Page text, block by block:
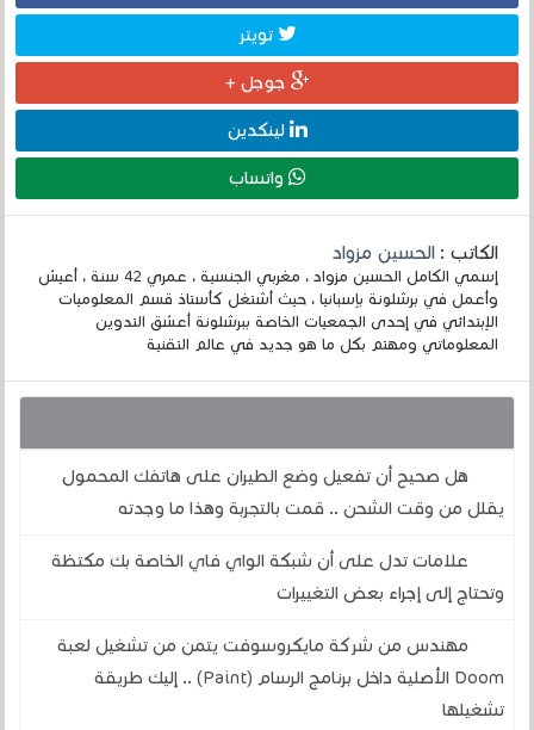
تويتر
جوجل +
لينكدين
واتساب
الكاتب :الحسين مزواد
إسمي الكامل الحسين مزواد ، مغربي الجنسية ، عمري 42 سنة ، أعيش
وأعمل في برشلونة بإسبانيا ، حيث أشتغل كأستاذ قسم المعلوميات
الإبتدائي في إحدى الجمعيات الخاصة ببرشلونة أعشق التدوين
المعلوماتي ومهتم بكل ما هو جديد في عالم التقنية
هل صحيح أن تفعيل وضع الطيران على هاتفك المحمول
يقلل من وقت الشحن .. قمت بالتجربة وهذا ما وجدته
علامات تدل على أن شبكة الواي فاي الخاصة بك مكتظة
وتحتاج إلى إجراء بعض التغييرات
مهندس من شركة مايكروسوفت يتمن من تشغيل لعبة
Doom الأصلية داخل برنامج الرسام (Paint) .. إليك طريقة
تشغيلها